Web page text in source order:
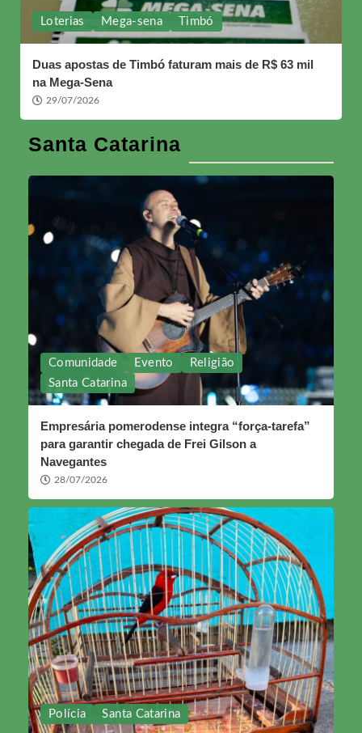
Loterias Mega-sena Timbó
Duas apostas de Timbó faturam mais de R$ 63 mil
na Mega-Sena
29/07/2026
Santa Catarina
Comunidade Evento
Religião
Santa Catarina
Empresária pomerodense integra “força-tarefa”
para garantir chegada de Frei Gilson a
Navegantes
28/07/2026
Polícia Santa Catarina